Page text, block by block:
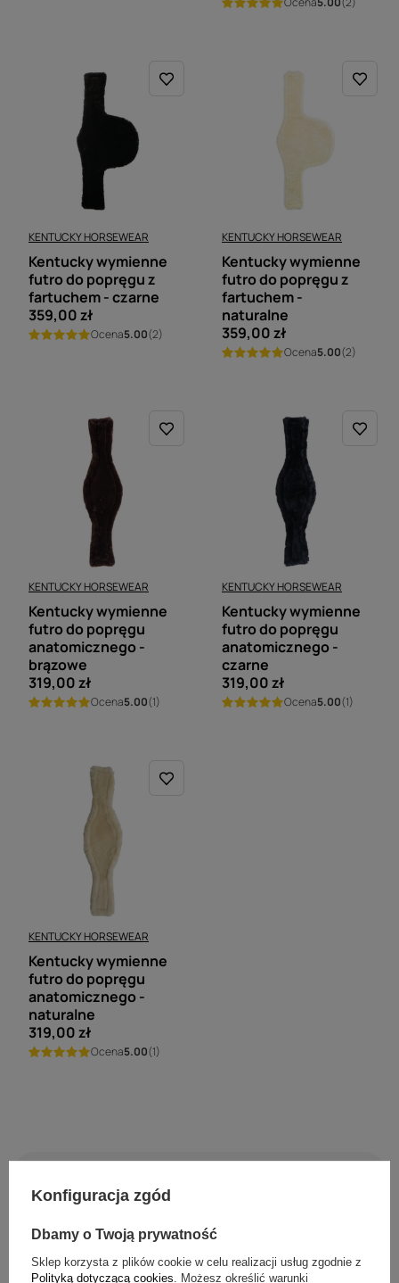
KENTUCKY HORSEWEAR
Kentucky wymienne
futro do popręgu z
fartuchem - czarne
359,00 zł
Ocena5.00(2)
KENTUCKY HORSEWEAR
Kentucky wymienne
futro do popręgu z
fartuchem -
naturalne
359,00 zł
Ocena5.00(2)
KENTUCKY HORSEWEAR
Kentucky wymienne
futro do popręgu
anatomicznego -
brązowe
319,00 zł
Ocena5.00(1)
KENTUCKY HORSEWEAR
Kentucky wymienne
futro do popręgu
anatomicznego -
czarne
319,00 zł
Ocena5.00(1)
KENTUCKY HORSEWEAR
Kentucky wymienne
futro do popręgu
anatomicznego -
naturalne
319,00 zł
Ocena5.00(1)
Konfiguracja zgód
Dbamy o Twoją prywatność
Sklep korzysta z plików cookie w celu realizacji usług zgodnie z
Polityką dotyczącą cookies. Możesz określić warunki